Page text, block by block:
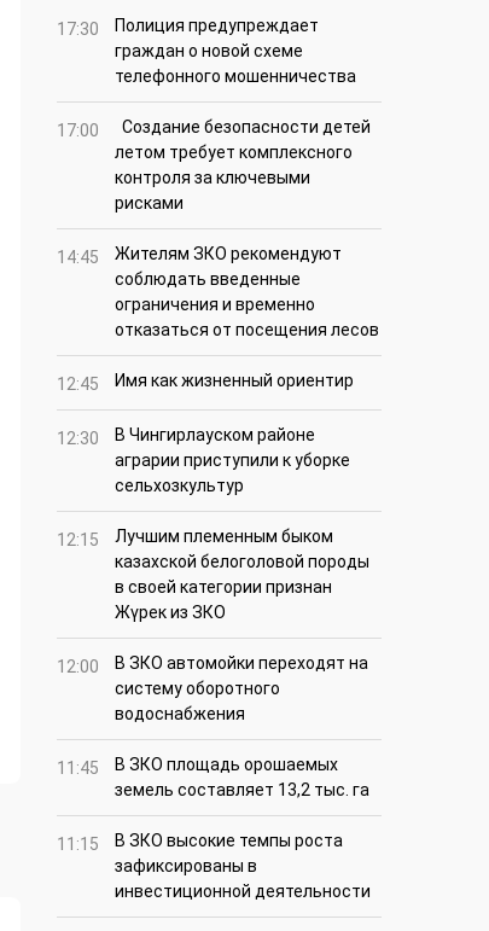
17:30
Полиция предупреждает
граждан о новой схеме
телефонного мошенничества
17:00
Создание безопасности детей
летом требует комплексного
контроля за ключевыми
рисками
14:45
Жителям ЗКО рекомендуют
соблюдать введенные
ограничения и временно
отказаться от посещения лесов
12:45 Имя как жизненный ориентир
12:30
В Чингирлауском районе
аграрии приступили к уборке
сельхозкультур
12:15
Лучшим племенным быком
казахской белоголовой породы
в своей категории признан
Жүрек из ЗКО
12:00
В ЗКО автомойки переходят на
систему оборотного
водоснабжения
11:45
В ЗКО площадь орошаемых
земель составляет 13,2 тыс. га
11:15
В ЗКО высокие темпы роста
зафиксированы в
инвестиционной деятельности